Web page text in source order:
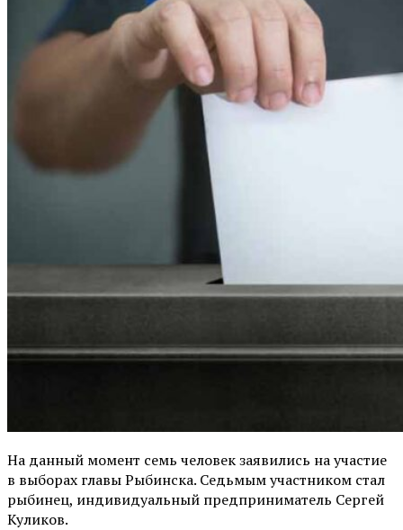
На данный момент семь человек заявились на участие
в выборах главы Рыбинска. Седьмым участником стал
рыбинец, индивидуальный предприниматель Сергей
Куликов.